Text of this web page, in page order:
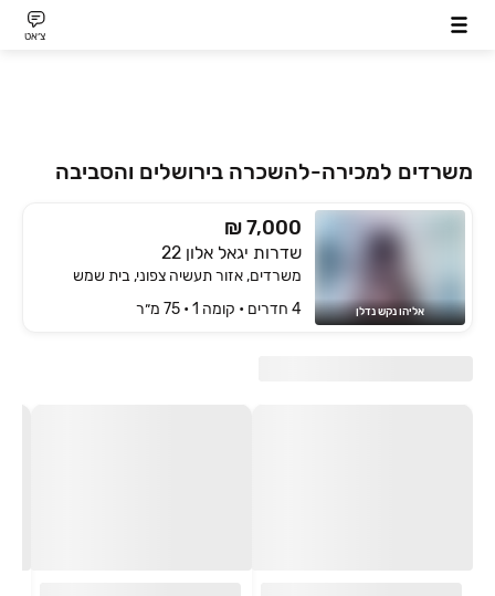
צ׳אט
משרדים למכירה-להשכרה בירושלים והסביבה
אליהו נקש נדלן
₪ 7,000
שדרות יגאל אלון 22
משרדים, אזור תעשיה צפוני, בית שמש
4 חדרים • קומה ‎1‏ • 75 מ״ר